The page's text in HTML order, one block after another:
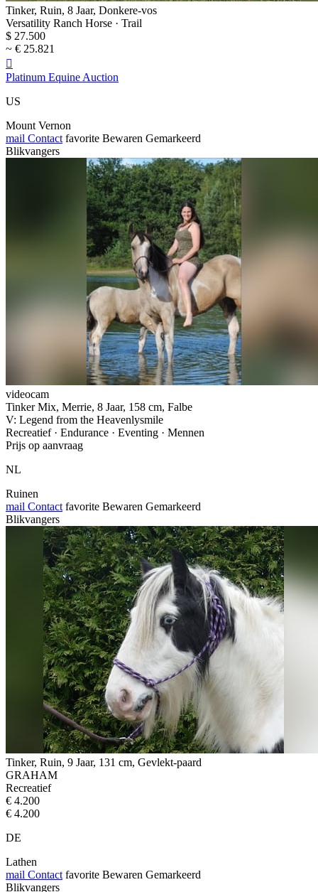
Tinker, Ruin, 8 Jaar, Donkere-vos
Versatility Ranch Horse · Trail
$ 27.500
~ € 25.821

Platinum Equine Auction
US
Mount Vernon
mail Contact favorite Bewaren Gemarkeerd
Blikvangers
videocam
Tinker Mix, Merrie, 8 Jaar, 158 cm, Falbe
V: Legend from the Heavenlysmile
Recreatief · Endurance · Eventing · Mennen
Prijs op aanvraag
NL
Ruinen
mail Contact favorite Bewaren Gemarkeerd
Blikvangers
Tinker, Ruin, 9 Jaar, 131 cm, Gevlekt-paard
GRAHAM
Recreatief
€ 4.200
€ 4.200
DE
Lathen
mail Contact favorite Bewaren Gemarkeerd
Blikvangers